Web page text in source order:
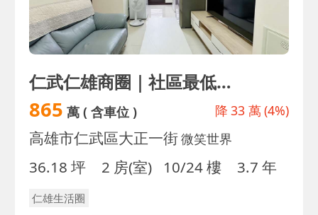
仁武仁雄商圈｜社區最低總價｜高樓層2房平車｜誠售
865 萬( 含車位 ) 降 33 萬(4%)
高雄市仁武區大正一街微笑世界
36.18 坪 2 房(室) 10/24 樓 3.7 年
仁雄生活圈